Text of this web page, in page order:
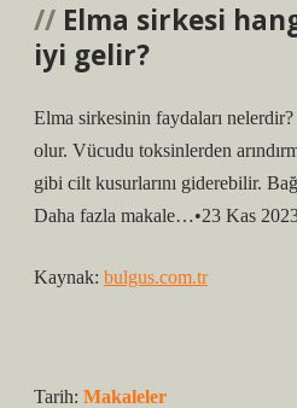
Elma sirkesi
iyi gelir?
Elma sirkesinin faydaları
olur. Vücudu toksinlerden
gibi cilt kusurlarını giderebilir.
Daha fazla makale…•23 Kas
Kaynak: bulgus.com.tr
Tarih: Makaleler